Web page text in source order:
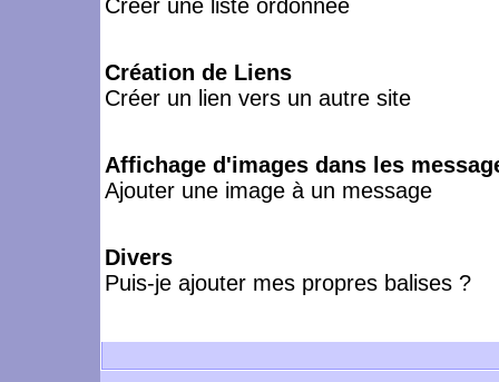
Créer une liste ordonnée
Création de Liens
Créer un lien vers un autre site
Affichage d'images dans les
Ajouter une image à un message
Divers
Puis-je ajouter mes propres balises ?